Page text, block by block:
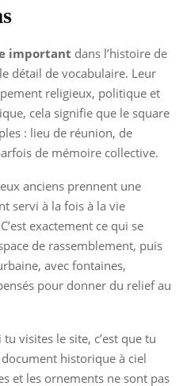
important dans l’histoire de
détail de vocabulaire. Leur
religieux, politique et
cela signifie que le square
: lieu de réunion, de
de mémoire collective.
anciens prennent une
servi à la fois à la vie
exactement ce qui se
de rassemblement, puis
avec fontaines,
pour donner du relief au
visites le site, c’est que tu
historique à ciel
et les ornements ne sont pas